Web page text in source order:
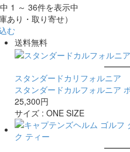
1 ～ 36件を表示中
あり・取り寄せ）
む
送料無料
スタンダードカリフォルニア
スタンダードカルフォルニア
25,300円
サイズ : ONE SIZE